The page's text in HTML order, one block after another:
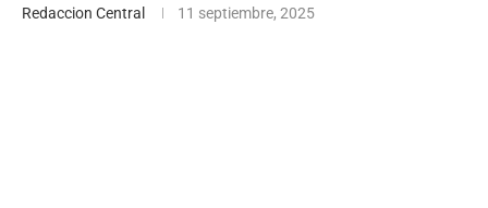
Redaccion Central 11 septiembre, 2025